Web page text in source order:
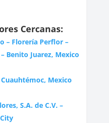
Cercanas:
– Florería Perflor –
Benito Juarez, Mexico
Mexico
S.A. de C.V. –